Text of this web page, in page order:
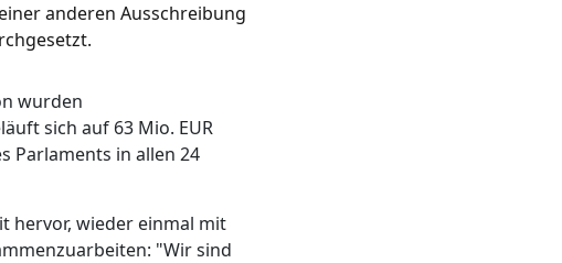
anderen Ausschreibung
wurden
sich auf 63 Mio. EUR
Parlaments in allen 24
hervor, wieder einmal mit
"Wir sind